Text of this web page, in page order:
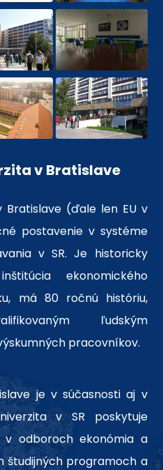
v Bratislave
Bratislave (ďale len EU v
postavenie v systéme
v SR. Je historicky
ekonomického
má 80 ročnú históriu,
ľudským
pracovníkov.
je v súčasnosti aj v
v SR poskytuje
v odboroch ekonómia a
študijných programoch a